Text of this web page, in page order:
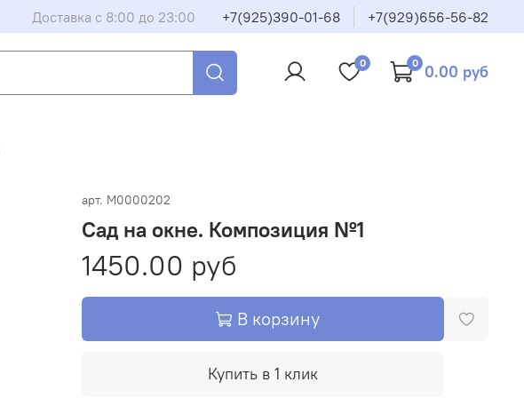
Доставка с 8:00 до 23:00 +7(925)390-01-68 +7(929)656-56-82
0 0 0.00 руб
арт. М0000202
Сад на окне. Композиция №1
1450.00 руб
В корзину
Купить в 1 клик